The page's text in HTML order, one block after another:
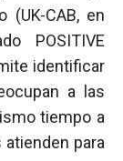
(UK-CAB, en
POSITIVE
identificar
a las
tiempo a
para